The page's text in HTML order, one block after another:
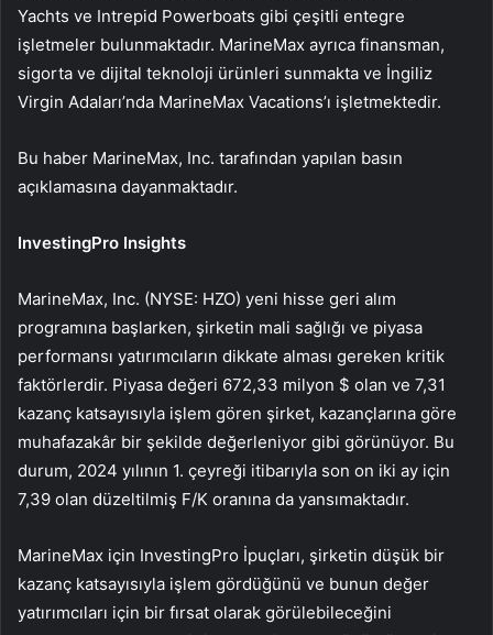
Yachts ve Intrepid Powerboats gibi çeşitli entegre
işletmeler bulunmaktadır. MarineMax ayrıca finansman,
sigorta ve dijital teknoloji ürünleri sunmakta ve İngiliz
Virgin Adaları’nda MarineMax Vacations’ı işletmektedir.
Bu haber MarineMax, Inc. tarafından yapılan basın
açıklamasına dayanmaktadır.
InvestingPro Insights
MarineMax, Inc. (NYSE: HZO) yeni hisse geri alım
programına başlarken, şirketin mali sağlığı ve piyasa
performansı yatırımcıların dikkate alması gereken kritik
faktörlerdir. Piyasa değeri 672,33 milyon $ olan ve 7,31
kazanç katsayısıyla işlem gören şirket, kazançlarına göre
muhafazakâr bir şekilde değerleniyor gibi görünüyor. Bu
durum, 2024 yılının 1. çeyreği itibarıyla son on iki ay için
7,39 olan düzeltilmiş F/K oranına da yansımaktadır.
MarineMax için InvestingPro İpuçları, şirketin düşük bir
kazanç katsayısıyla işlem gördüğünü ve bunun değer
yatırımcıları için bir fırsat olarak görülebileceğini